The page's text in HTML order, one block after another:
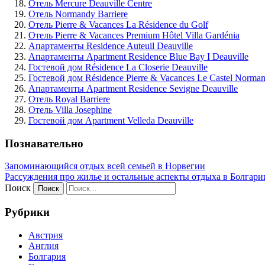
Отель Mercure Deauville Centre
Отель Normandy Barriere
Отель Pierre & Vacances La Résidence du Golf
Отель Pierre & Vacances Premium Hôtel Villa Gardénia
Апартаменты Residence Auteuil Deauville
Апартаменты Apartment Residence Blue Bay I Deauville
Гостевой дом Résidence La Closerie Deauville
Гостевой дом Résidence Pierre & Vacances Le Castel
Апартаменты Apartment Residence Sevigne Deauville
Отель Royal Barriere
Отель Villa Josephine
Гостевой дом Apartment Velleda Deauville
Познавательно
Запоминающийся отдых всей семьей в Норвегии
Рассуждения про жилье и остальные аспекты отдыха в
Поиск
Рубрики
Австрия
Англия
Болгария